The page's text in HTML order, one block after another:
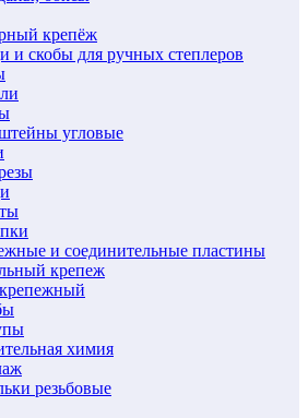
крепёж
и скобы для ручных степлеров
угловые
и соединительные пластины
крепеж
химия
резьбовые